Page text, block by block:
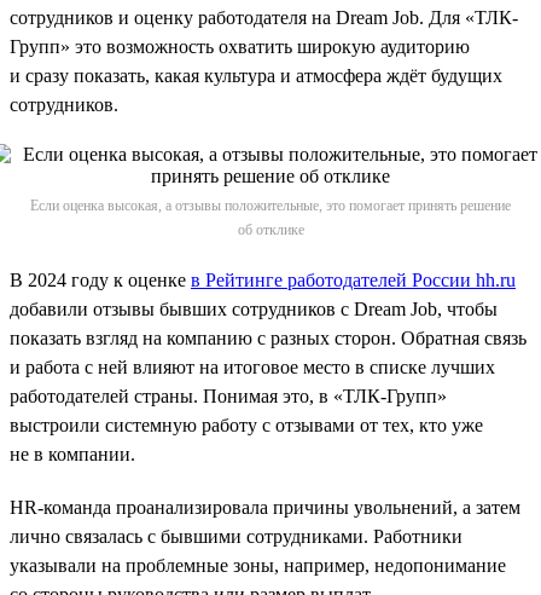
сотрудников и оценку работодателя на Dream Job. Для «ТЛК-
Групп» это возможность охватить широкую аудиторию
и сразу показать, какая культура и атмосфера ждёт будущих
сотрудников.
Если оценка высокая, а отзывы положительные, это помогает принять решение
об отклике
В 2024 году к оценке в Рейтинге работодателей России hh.ru
добавили отзывы бывших сотрудников с Dream Job, чтобы
показать взгляд на компанию с разных сторон. Обратная связь
и работа с ней влияют на итоговое место в списке лучших
работодателей страны. Понимая это, в «ТЛК-Групп»
выстроили системную работу с отзывами от тех, кто уже
не в компании.
HR-команда проанализировала причины увольнений, а затем
лично связалась с бывшими сотрудниками. Работники
указывали на проблемные зоны, например, недопонимание